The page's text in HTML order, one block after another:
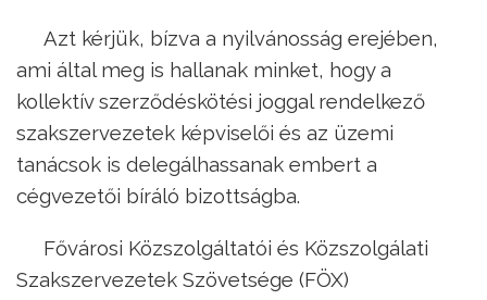
Azt kérjük, bízva a nyilvánosság erejében,
ami által meg is hallanak minket, hogy a
kollektív szerződéskötési joggal rendelkező
szakszervezetek képviselői és az üzemi
tanácsok is delegálhassanak embert a
cégvezetői bíráló bizottságba.
Fővárosi Közszolgáltatói és Közszolgálati
Szakszervezetek Szövetsége (FÖX)